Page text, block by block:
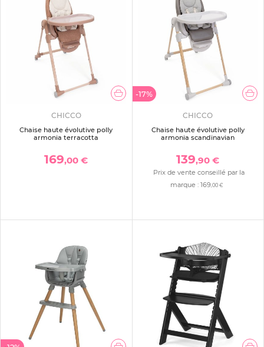
CHICCO
Chaise haute évolutive polly
armonia terracotta
169,00 €
-17%
CHICCO
Chaise haute évolutive polly
armonia scandinavian
139,90 €
Prix de vente conseillé par la
marque : 169,00 €